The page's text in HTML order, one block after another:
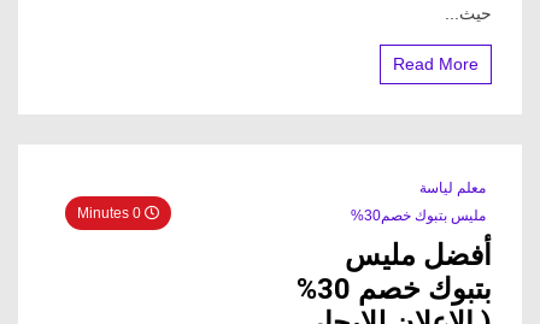
حيث...
Read More
معلم لياسة
مليس بتبوك خصم30%
أفضل مليس
بتبوك خصم 30%